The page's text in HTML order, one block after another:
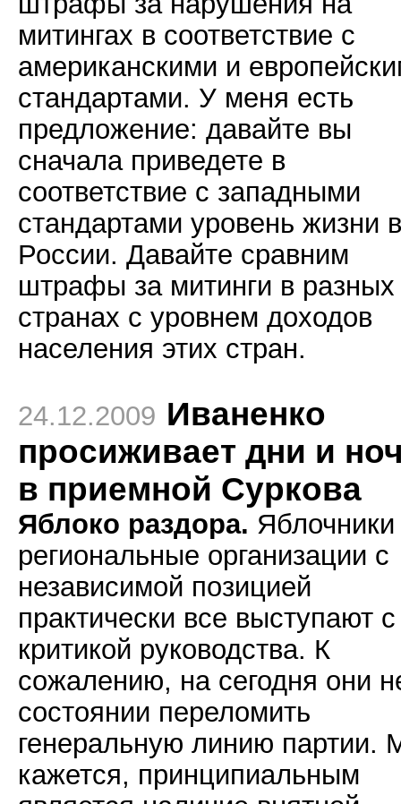
митингах в соответствие с
американскими и
стандартами. У меня есть
предложение: давайте вы
сначала приведете в
соответствие с западными
стандартами уровень жизни в
России. Давайте сравним
штрафы за митинги в разных
странах с уровнем доходов
населения этих стран.
24.12.2009 Иваненко
просиживает дни и
в приемной Суркова
Яблоко раздора.
региональные организации с
независимой позицией
практически все выступают с
критикой руководства. К
сожалению, на сегодня они
состоянии переломить
генеральную линию партии.
кажется, принципиальным